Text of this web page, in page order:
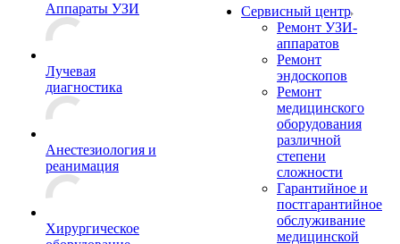
Аппараты УЗИ
Лучевая
диагностика
Анестезиология и
реанимация
Хирургическое
Сервисный центр
Ремонт УЗИ-
аппаратов
Ремонт
эндоскопов
Ремонт
медицинского
оборудования
различной
степени
сложности
Гарантийное и
постгарантийное
обслуживание
медицинской